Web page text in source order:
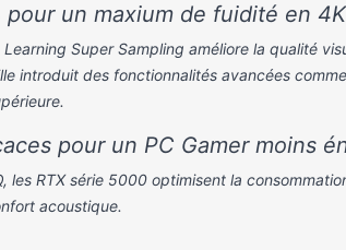
pour un maxium de fuidité en
Super Sampling améliore la qualité
introduit des fonctionnalités avancées
pour un PC Gamer moins
les RTX série 5000 optimisent la
acoustique.